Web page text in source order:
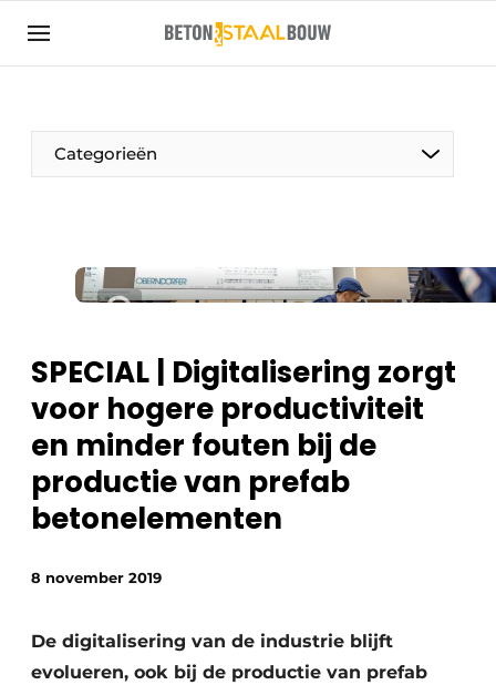
Aanmelden
Artikelen
Bedrijven
Contact
Evenement aanmelden
Meest gelezen
Nieuwsbrief
Podcasts
Privacy / Cookie statement
Video’s
Categorieën
SPECIAL | Digitalisering zorgt
voor hogere productiviteit
en minder fouten bij de
productie van prefab
betonelementen
8 november 2019
De digitalisering van de industrie blijft
evolueren, ook bij de productie van prefab